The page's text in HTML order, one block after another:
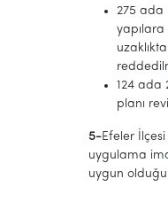
275 ada
yapılara
124 ada
planı
5-Efeler
uygulama
uygun